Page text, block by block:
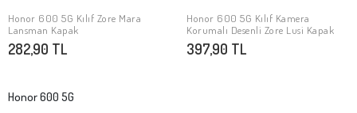
SEPETE EKLE
Honor 600 5G Kılıf Zore Mara
Lansman Kapak
282,90 TL
SEPETE EKLE
Honor 600 5G Kılıf Kamera
Korumalı Desenli Zore Lusi Kapak
397,90 TL
Honor 600 5G